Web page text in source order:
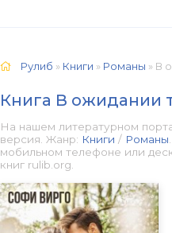
Рулиб » Книги » Романы » В
Книга В ожидании
На нашем литературном
версия. Жанр: Книги / Романы
мобильном телефоне или
книг rulib.org.